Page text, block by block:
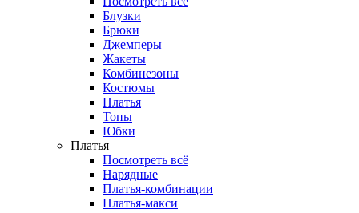
Блузки
Брюки
Джемперы
Жакеты
Комбинезоны
Костюмы
Платья
Топы
Юбки
Платья
Посмотреть всё
Нарядные
Платья-комбинации
Платья-макси